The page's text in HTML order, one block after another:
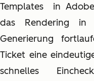
Templates
in
das Rendering
Generierung
Ticket eine
schnelles